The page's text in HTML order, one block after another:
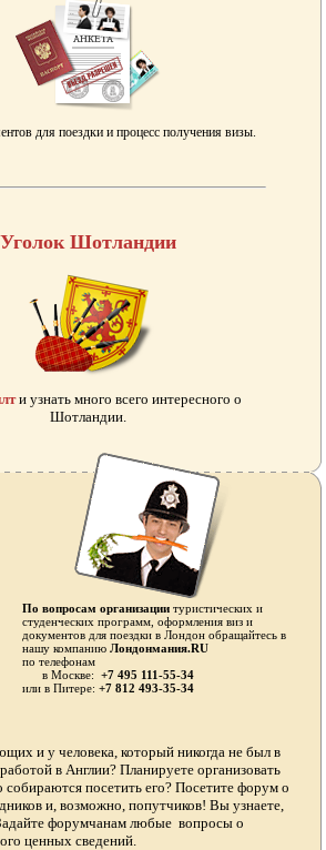
для поездки и процесс получения визы.
Уголок Шотландии
и узнать много всего интересного о
Шотландии.
По вопросам организации туристических и
студенческих программ, оформления виз и
документов для поездки в Лондон обращайтесь в
нашу компаниюЛондонмания.RU
по телефонам
в Москве:+7 495 111-55-34
или в Питере: +7 812 493-35-34
и у человека, который никогда не был в
в Англии? Планируете организовать
посетить его? Посетите форум о
и, возможно, попутчиков! Вы узнаете,
форумчанам любые вопросы о
ценных сведений.